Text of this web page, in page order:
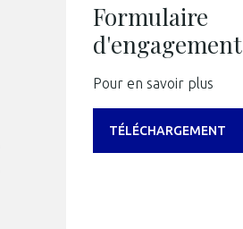
Formulaire
d'engagement
Pour en savoir plus
TÉLÉCHARGEMENT